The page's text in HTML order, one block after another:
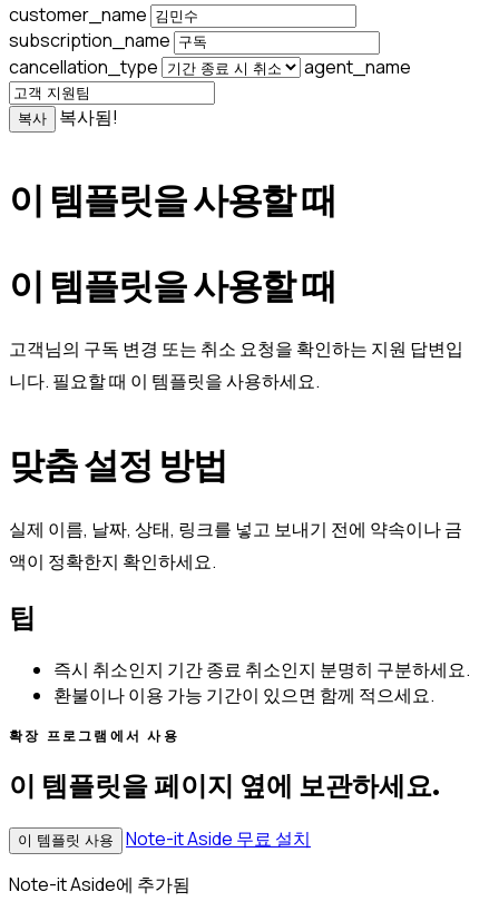
customer_name
subscription_name
cancellation_type
agent_name
복사 복사됨!
이 템플릿을 사용할 때
이 템플릿을 사용할 때
고객님의 구독 변경 또는 취소 요청을 확인하는 지원 답변입
니다. 필요할 때 이 템플릿을 사용하세요.
맞춤 설정 방법
실제 이름, 날짜, 상태, 링크를 넣고 보내기 전에 약속이나 금
액이 정확한지 확인하세요.
팁
즉시 취소인지 기간 종료 취소인지 분명히 구분하세요.
환불이나 이용 가능 기간이 있으면 함께 적으세요.
확장 프로그램에서 사용
이 템플릿을 페이지 옆에 보관하세요.
이 템플릿 사용
Note-it Aside 무료 설치
Note-it Aside에 추가됨